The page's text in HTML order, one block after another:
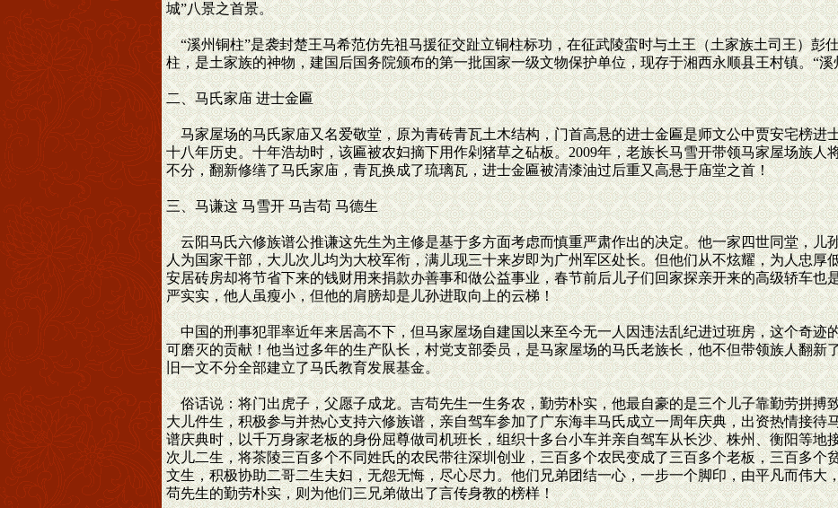
城”八景之首景。
“溪州铜柱”是袭封楚王马希范仿先祖马援征交趾立铜柱标功，在征武陵蛮时与土王（土家族土司王）彭
柱，是土家族的神物，建国后国务院颁布的第一批国家一级文物保护单位，现存于湘西永顺县王村镇。“
二、马氏家庙 进士金匾
马家屋场的马氏家庙又名爱敬堂，原为青砖青瓦土木结构，门首高悬的进士金匾是师文公中贾安宅榜进
十八年历史。十年浩劫时，该匾被农妇摘下用作剁猪草之砧板。2009年，老族长马雪开带领马家屋场族人
不分，翻新修缮了马氏家庙，青瓦换成了琉璃瓦，进士金匾被清漆油过后重又高悬于庙堂之首！
三、马谦这 马雪开 马吉苟 马德生
云阳马氏六修族谱公推谦这先生为主修是基于多方面考虑而慎重严肃作出的决定。他一家四世同堂，儿
人为国家干部，大儿次儿均为大校军衔，满儿现三十来岁即为广州军区处长。但他们从不炫耀，为人忠厚
安居砖房却将节省下来的钱财用来捐款办善事和做公益事业，春节前后儿子们回家探亲开来的高级轿车也
严实实，他人虽瘦小，但他的肩膀却是儿孙进取向上的云梯！
中国的刑事犯罪率近年来居高不下，但马家屋场自建国以来至今无一人因违法乱纪进过班房，这个奇迹
可磨灭的贡献！他当过多年的生产队长，村党支部委员，是马家屋场的马氏老族长，他不但带领族人翻新
旧一文不分全部建立了马氏教育发展基金。
俗话说：将门出虎子，父愿子成龙。吉苟先生一生务农，勤劳朴实，他最自豪的是三个儿子靠勤劳拼搏
大儿件生，积极参与并热心支持六修族谱，亲自驾车参加了广东海丰马氏成立一周年庆典，出资热情接待
谱庆典时，以千万身家老板的身份屈尊做司机班长，组织十多台小车并亲自驾车从长沙、株州、衡阳等地
次儿二生，将茶陵三百多个不同姓氏的农民带往深圳创业，三百多个农民变成了三百多个老板，三百多个
文生，积极协助二哥二生夫妇，无怨无悔，尽心尽力。他们兄弟团结一心，一步一个脚印，由平凡而伟大
苟先生的勤劳朴实，则为他们三兄弟做出了言传身教的榜样！